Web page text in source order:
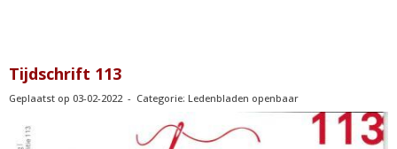
Tijdschrift 113
Geplaatst op 03-02-2022 - Categorie: Ledenbladen openbaar